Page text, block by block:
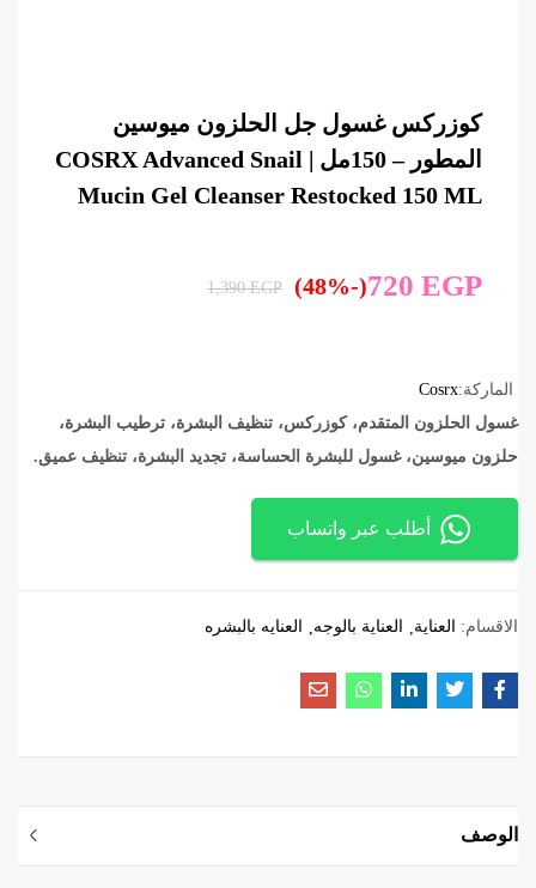
كوزركس غسول جل الحلزون ميوسين
المطور – 150مل | COSRX Advanced Snail
Mucin Gel Cleanser Restocked 150 ML
720 EGP
(-48%)
1,390EGP
الماركة:Cosrx
غسول الحلزون المتقدم، كوزركس، تنظيف البشرة، ترطيب البشرة،
حلزون ميوسين، غسول للبشرة الحساسة، تجديد البشرة، تنظيف عميق.
أطلب عبر واتساب
الاقسام: العناية العناية بالوجه العنايه بالبشره
الوصف